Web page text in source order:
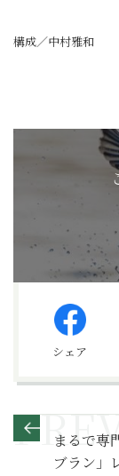
構成／中村雅和
シェア
まるで専
ブラン」